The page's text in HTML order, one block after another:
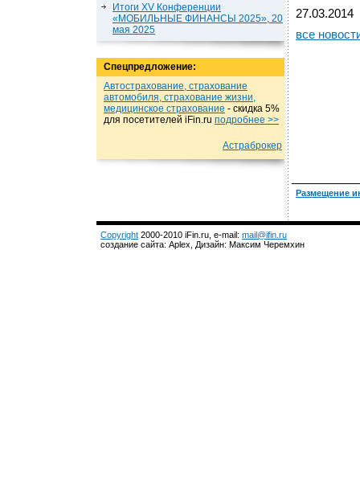
Итоги XV Конференции
«МОБИЛЬНЫЕ ФИНАНСЫ 2025», 20
мая 2025
Спецпредложение:
Автострахование, страхование
автомобиля, страхование жизни,
медицинское страхование - cкидка 5%
для посетителей iFin.ru подробнеe >>
Астраброкер
27.03.2014
все
Размещение
Copyright 2000-2010 iFin.ru, e-mail: mail@ifin.ru
создание сайта: Aplex, Дизайн: Максим Черемхин